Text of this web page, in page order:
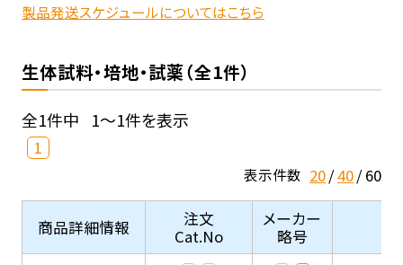
製品発送スケジュールについてはこちら
生体試料・培地・試薬（全1件）
全1件中 1～1件を表示
1
表示件数 20 40 60
商品詳細情報
注文
Cat.No
メーカー
略号